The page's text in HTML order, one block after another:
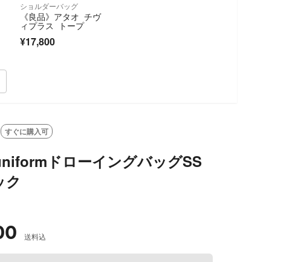
ショルダーバッグ
《良品》アタオ チヴ
ィプラス トープ
¥17,800
OUT
すぐに購入可
ドローイングバッグSS
ク
送料込